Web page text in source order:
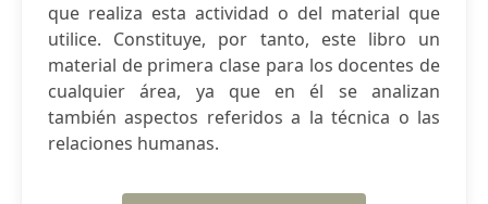
que realiza esta actividad o del material que
utilice. Constituye, por tanto, este libro un
material de primera clase para los docentes de
cualquier área, ya que en él se analizan
también aspectos referidos a la técnica o las
relaciones humanas.